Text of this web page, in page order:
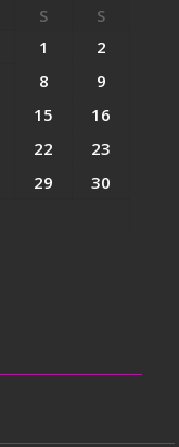
S
S
1
2
8
9
15
16
22
23
29
30